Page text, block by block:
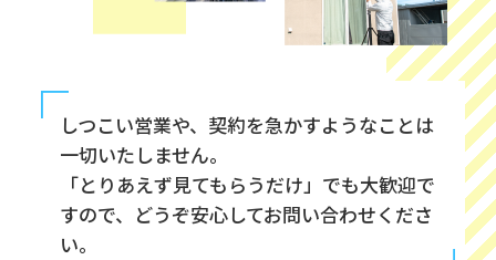
しつこい営業や、契約を急かすようなことは
一切いたしません。
「とりあえず見てもらうだけ」でも大歓迎で
すので、どうぞ安心してお問い合わせくださ
い。